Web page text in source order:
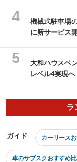
機械式駐車場
に新サービス
大和ハウスベ
レベル4実現へ
ラ
ガイド カーリース
車のサブスクおすすめ